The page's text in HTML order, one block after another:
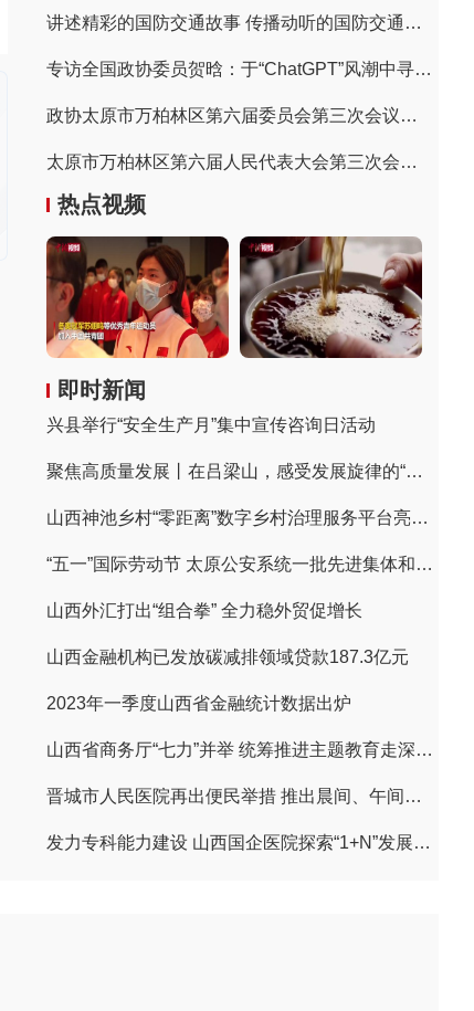
讲述精彩的国防交通故事 传播动听的国防交通声音
专访全国政协委员贺晗：于“ChatGPT”风潮中寻找国产AI生态蝶变先机
政协太原市万柏林区第六届委员会第三次会议胜利闭幕
太原市万柏林区第六届人民代表大会第三次会议开幕
热点视频
即时新闻
兴县举行“安全生产月”集中宣传咨询日活动
聚焦高质量发展丨在吕梁山，感受发展旋律的“变奏”
山西神池乡村“零距离”数字乡村治理服务平台亮相第六届数字中国建设峰会
“五一”国际劳动节 太原公安系统一批先进集体和个人获表彰
山西外汇打出“组合拳” 全力稳外贸促增长
山西金融机构已发放碳减排领域贷款187.3亿元
2023年一季度山西省金融统计数据出炉
山西省商务厅“七力”并举 统筹推进主题教育走深走实
晋城市人民医院再出便民举措 推出晨间、午间、夜间无空隙门诊
发力专科能力建设 山西国企医院探索“1+N”发展模式